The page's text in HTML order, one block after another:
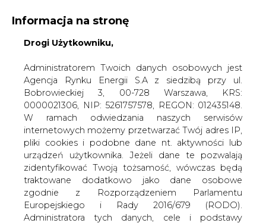
KONTAKT:
WYDAWCA PORTALU:
WYSOKI KONTRAST WIELKOŚĆ TEKSTU A A
ZALOGUJ SIĘ
Informacja na stronę
Drogi Użytkowniku,
Administratorem Twoich danych osobowych jest
Agencja Rynku Energii S.A z siedzibą przy ul.
Bobrowieckiej 3, 00-728 Warszawa, KRS:
0000021306, NIP: 5261757578, REGON: 012435148.
W ramach odwiedzania naszych serwisów
internetowych możemy przetwarzać Twój adres IP,
pliki cookies i podobne dane nt. aktywności lub
urządzeń użytkownika. Jeżeli dane te pozwalają
zidentyfikować Twoją tożsamość, wówczas będą
traktowane dodatkowo jako dane osobowe
zgodnie z Rozporządzeniem Parlamentu
Europejskiego i Rady 2016/679 (RODO).
Administratora tych danych, cele i podstawy